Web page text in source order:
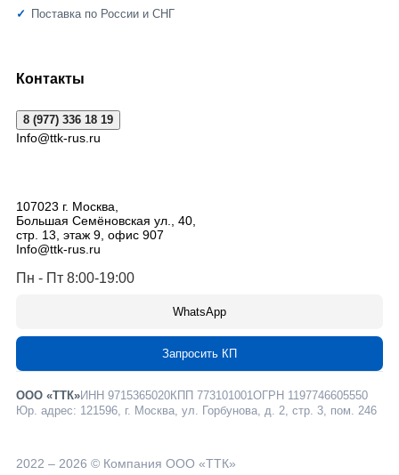
Поставка по России и СНГ
Контакты
8 (977) 336 18 19
Info@ttk-rus.ru
107023 г. Москва,
Большая Семёновская ул., 40,
стр. 13, этаж 9, офис 907
Info@ttk-rus.ru
Пн - Пт 8:00-19:00
WhatsApp
Запросить КП
ООО «ТТК»ИНН 9715365020КПП 773101001ОГРН 1197746605550
Юр. адрес: 121596, г. Москва, ул. Горбунова, д. 2, стр. 3, пом. 246
2022 – 2026 © Компания ООО «ТТК»